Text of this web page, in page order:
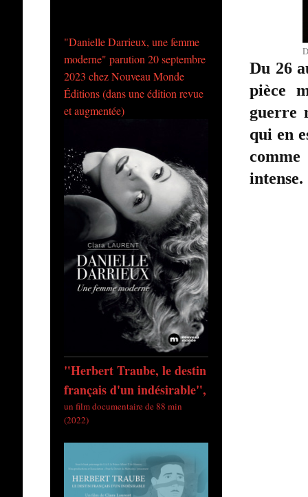
Du 26
pièce
guerre
qui en
intense.
"Danielle Darrieux, une femme
moderne" parution 20 septembre
2023 chez Nouveau Monde
Éditions (dans une édition revue
et augmentée)
"Herbert Traube, le destin
français d'un indésirable",
un film documentaire de 88 min
(2022)